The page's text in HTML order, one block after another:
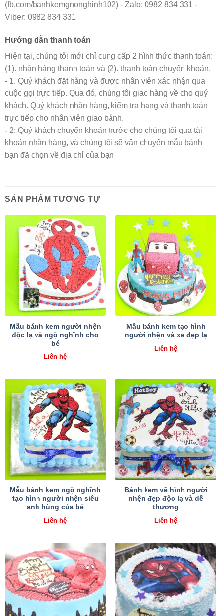
(fb.com/banhkemgnonghinh102) - Zalo: 0982 834 331 -
Viber: 0982 834 331
Hướng dẫn thanh toán
Hiện tại, chúng tôi mới chỉ cung cấp 2 hình thức thanh toán:
(1). nhận hàng thanh toán và (2). thanh toán chuyển khoản.
- 1. Quý khách đặt hàng và được nhân viên xác nhận qua
cuộc gọi trực tiếp. Qua đó, chúng tôi giao hàng về cho quý
khách. Quý khách nhận hàng, kiểm tra hàng và thanh toán
trực tiếp cho nhân viên giao bánh.
- 2: Quý khách chuyển khoản trước cho chúng tôi qua tài
khoản nhân hàng, và chúng tôi sẽ vận chuyển mẫu bánh
bạn đã chọn về địa chỉ của bạn
SẢN PHẨM TƯƠNG TỰ
Mẫu bánh kem người nhện
độc lạ và ngộ nghĩnh cho
bé
Liên hệ
Mẫu bánh kem tạo hình
người nhện và xe đẹp lạ
Liên hệ
Mẫu bánh kem ngộ nghĩnh
tạo hình người nhện siêu
anh hùng của bé
Liên hệ
Bánh kem vẽ hình người
nhện đẹp độc lạ và dễ
thương
Liên hệ